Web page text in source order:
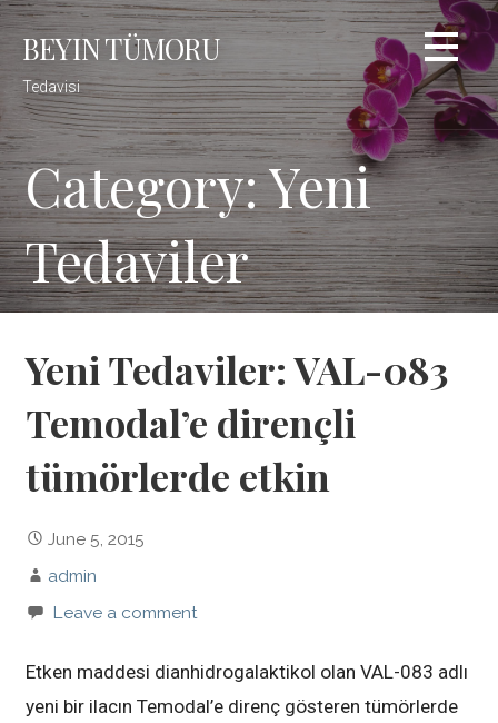
Skip
BEYIN TÜMORU
Tedavisi
Category: Yeni
Tedaviler
Yeni Tedaviler: VAL-083
Temodal’e dirençli
tümörlerde etkin
June 5, 2015
admin
Leave a comment
Etken maddesi dianhidrogalaktikol olan VAL-083 adlı
yeni bir ilacın Temodal’e direnç gösteren tümörlerde